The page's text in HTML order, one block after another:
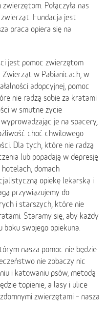
Połączyła nas
Fundacja jest
praca opiera się na
jest pomoc zwierzętom
Zwierząt w Pabianicach, w
adopcyjnej, pomoc
nie radzą sobie za kratami
w smutne życie
je na spacery,
choć chwilowego
Dla tych, które nie radzą
lub popadają w depresję
hotelach, domach
opiekę lekarską i
przywiązujemy do
i starszych, które nie
Staramy się, aby każdy
boku swojego opiekuna.
nasza pomoc nie będzie
nie zobaczy nic
i katowaniu psów, metodą
topienie, a lasy i ulice
zwierzętami – nasza